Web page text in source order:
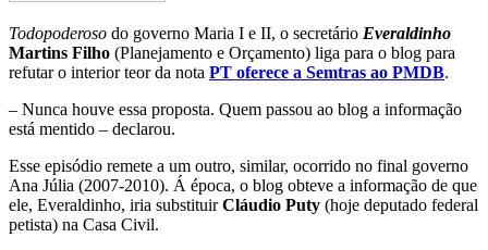
Todopoderoso do governo Maria I e II, o secretário Everaldinho
Martins Filho (Planejamento e Orçamento) liga para o blog para
refutar o interior teor da nota PT oferece a Semtras ao PMDB.
– Nunca houve essa proposta. Quem passou ao blog a informação
está mentido – declarou.
Esse episódio remete a um outro, similar, ocorrido no final governo
Ana Júlia (2007-2010). Á época, o blog obteve a informação de que
ele, Everaldinho, iria substituirCláudio Puty (hoje deputado federal
petista) na Casa Civil.